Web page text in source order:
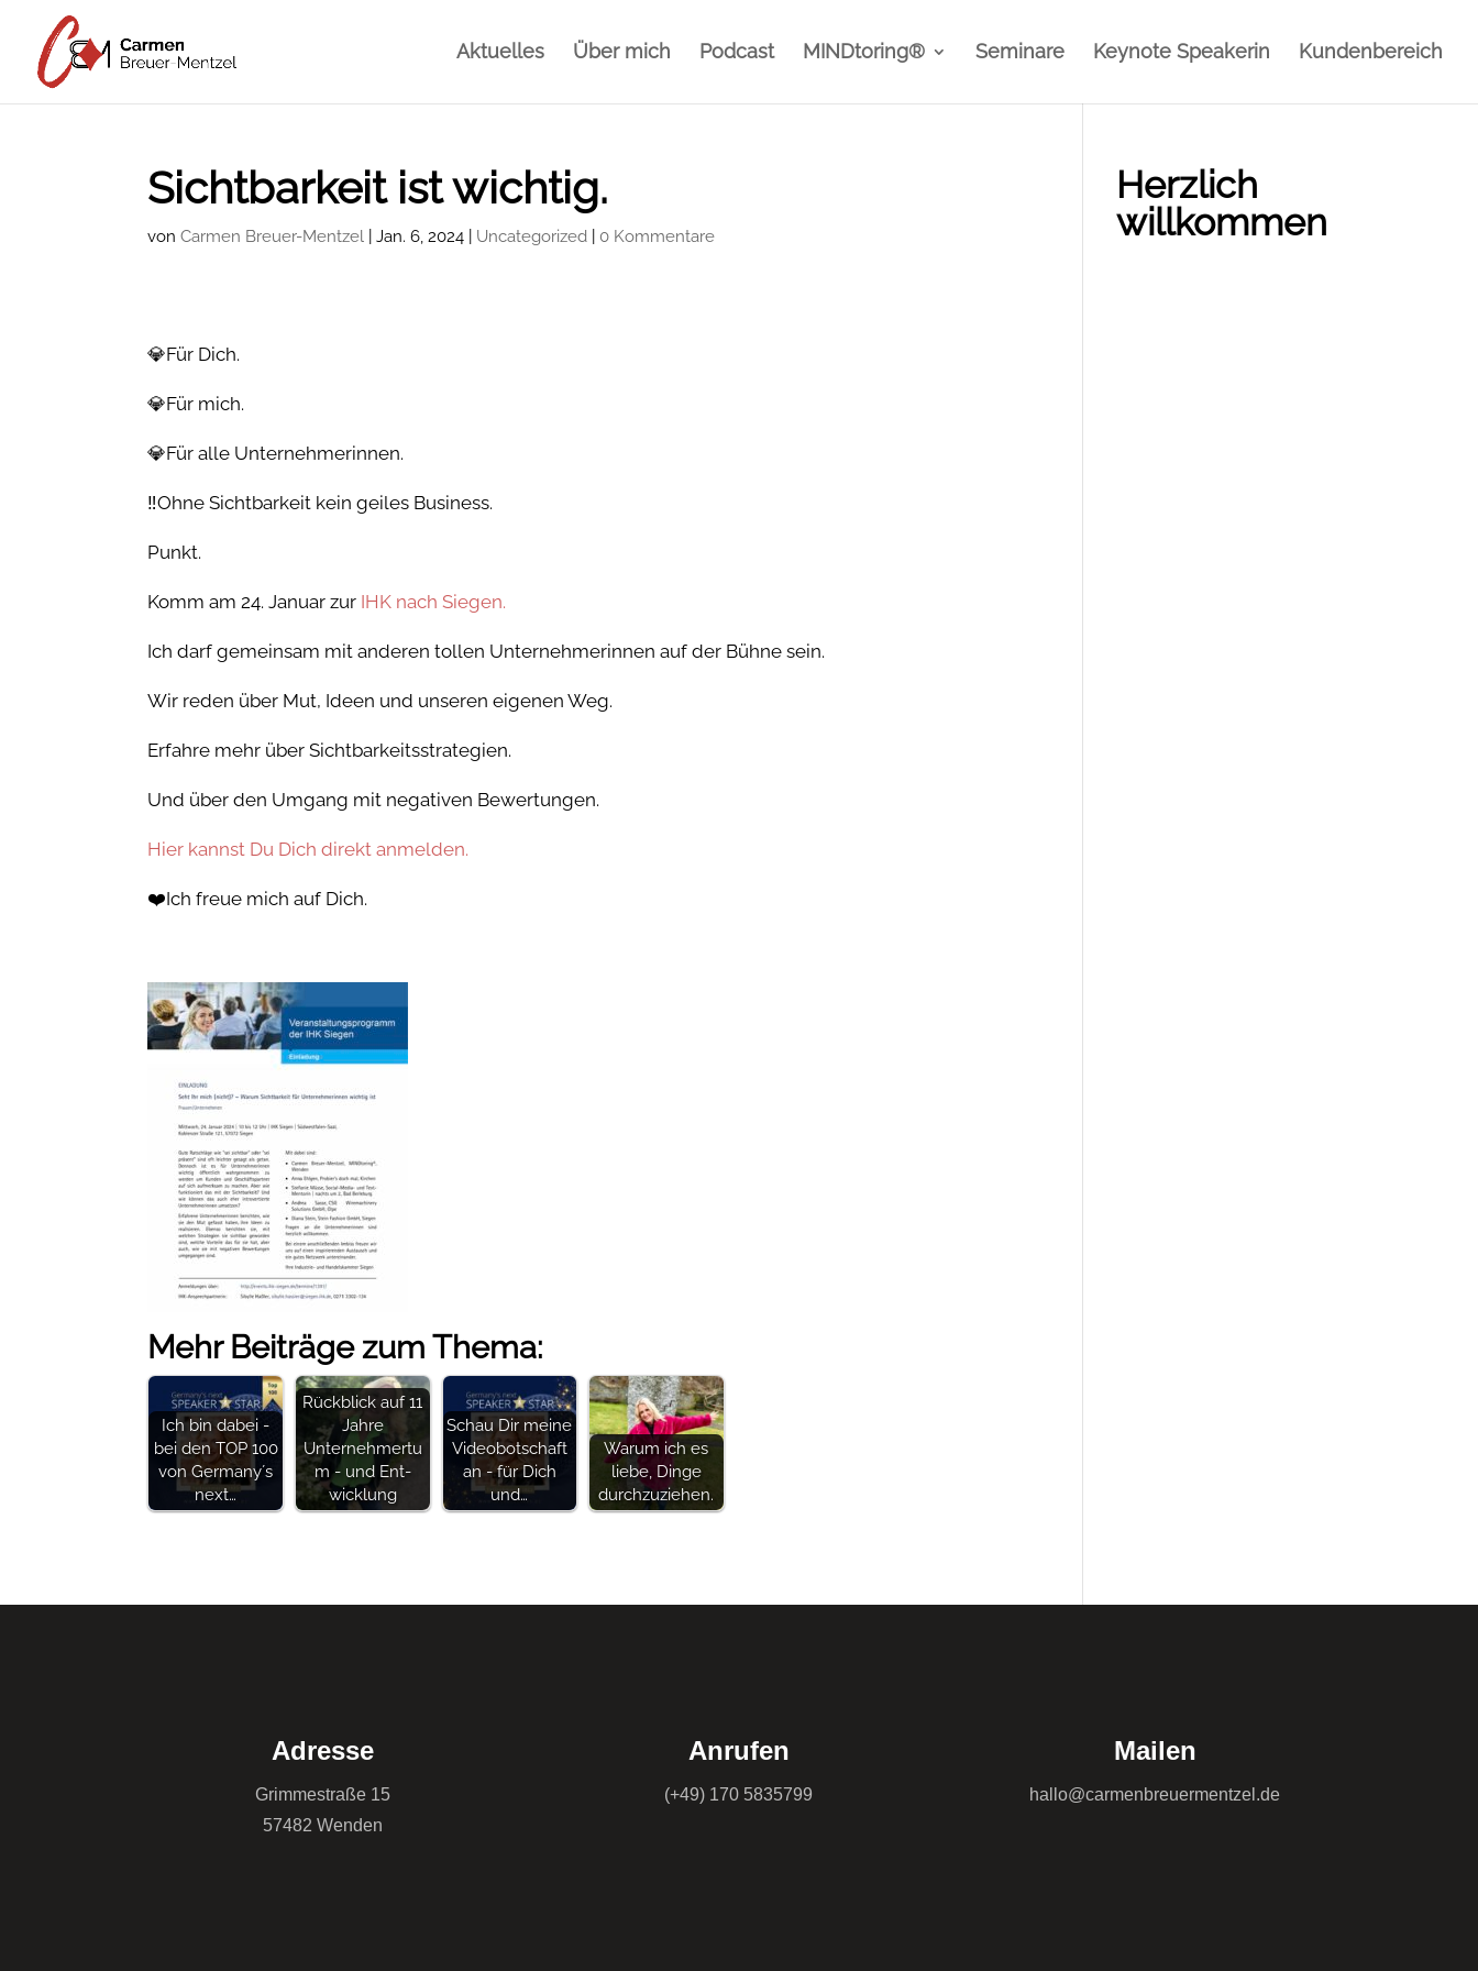
Aktuelles Über mich Podcast MINDtoring® Seminare Keynote Speakerin Kundenbereich
Sichtbarkeit ist wichtig.
vonCarmen Breuer-Mentzel |Jan. 6, 2024 Uncategorized 0 Kommentare
💎Für Dich.
💎Für mich.
💎Für alle Unternehmerinnen.
‼️Ohne Sichtbarkeit kein geiles Business.
Punkt.
Komm am 24. Januar zur IHK nach Siegen.
Ich darf gemeinsam mit anderen tollen Unternehmerinnen auf der Bühne sein.
Wir reden über Mut, Ideen und unseren eigenen Weg.
Erfahre mehr über Sichtbarkeitsstrategien.
Und über den Umgang mit negativen Bewertungen.
Hier kannst Du Dich direkt anmelden.
❤️Ich freue mich auf Dich.
Mehr Beiträge zum Thema:
Ich bin dabei -
bei den TOP 100
von Germany´s
next…
Rückblick auf 11
Jahre
Unternehmertu
m - und Ent-
wicklung
Schau Dir meine
Videobotschaft
an - für Dich
und…
Warum ich es
liebe, Dinge
durchzuziehen.
Herzlich
willkommen
Adresse
Grimmestraße 15
57482 Wenden
Anrufen
(+49) 170 5835799
Mailen
hallo@carmenbreuermentzel.de